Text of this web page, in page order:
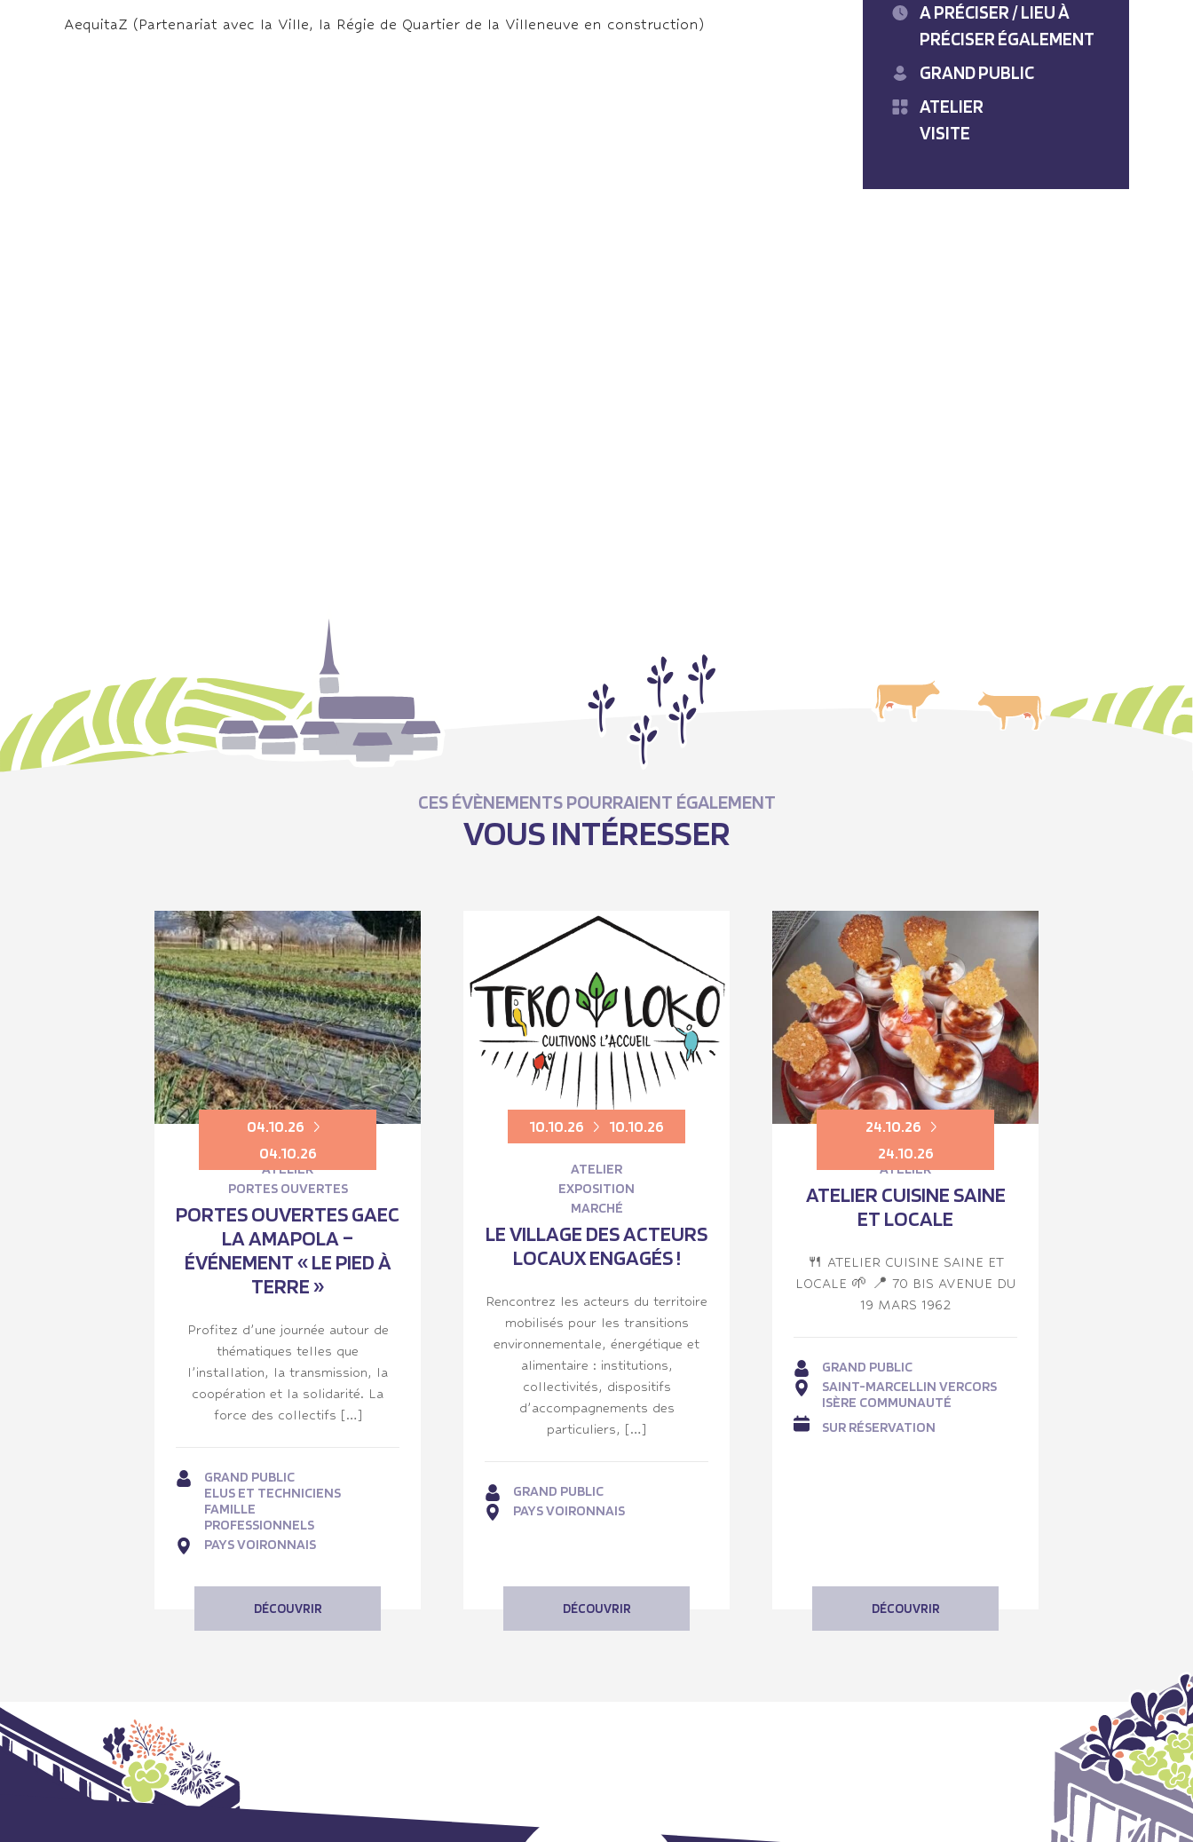
AequitaZ (Partenariat avec la Ville, la Régie de Quartier de la Villeneuve en construction)
A PRÉCISER / LIEU À
PRÉCISER ÉGALEMENT
GRAND PUBLIC
ATELIER
VISITE
CES ÉVÈNEMENTS POURRAIENT ÉGALEMENT
VOUS INTÉRESSER
04.10.26
04.10.26
ATELIER
PORTES OUVERTES
PORTES OUVERTES GAEC
LA AMAPOLA –
ÉVÉNEMENT « LE PIED À
TERRE »
Profitez d’une journée autour de
thématiques telles que
l’installation, la transmission, la
coopération et la solidarité. La
force des collectifs […]
GRAND PUBLIC
ELUS ET TECHNICIENS
FAMILLE
PROFESSIONNELS
PAYS VOIRONNAIS
DÉCOUVRIR
10.10.26 10.10.26
ATELIER
EXPOSITION
MARCHÉ
LE VILLAGE DES ACTEURS
LOCAUX ENGAGÉS !
Rencontrez les acteurs du territoire
mobilisés pour les transitions
environnementale, énergétique et
alimentaire : institutions,
collectivités, dispositifs
d’accompagnements des
particuliers, […]
GRAND PUBLIC
PAYS VOIRONNAIS
DÉCOUVRIR
24.10.26
24.10.26
ATELIER
ATELIER CUISINE SAINE
ET LOCALE
🍴 ATELIER CUISINE SAINE ET
LOCALE 🌱 📍 70 BIS AVENUE DU
19 MARS 1962
GRAND PUBLIC
SAINT-MARCELLIN VERCORS
ISÈRE COMMUNAUTÉ
SUR RÉSERVATION
DÉCOUVRIR